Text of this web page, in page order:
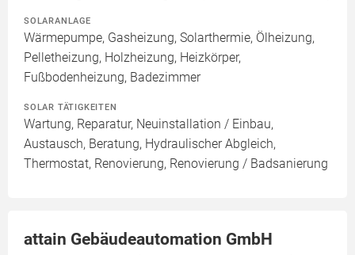
SOLARANLAGE
Wärmepumpe, Gasheizung, Solarthermie, Ölheizung,
Pelletheizung, Holzheizung, Heizkörper,
Fußbodenheizung, Badezimmer
SOLAR TÄTIGKEITEN
Wartung, Reparatur, Neuinstallation / Einbau,
Austausch, Beratung, Hydraulischer Abgleich,
Thermostat, Renovierung, Renovierung / Badsanierung
attain Gebäudeautomation GmbH